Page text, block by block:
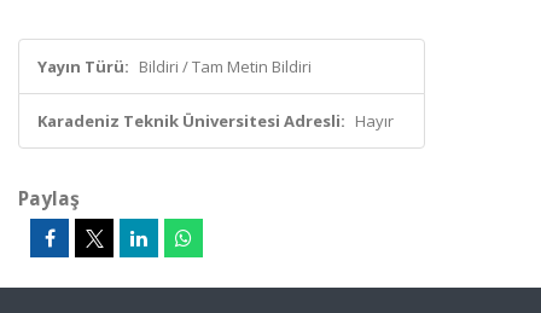
Yayın Türü: Bildiri / Tam Metin Bildiri
Karadeniz Teknik Üniversitesi Adresli: Hayır
Paylaş